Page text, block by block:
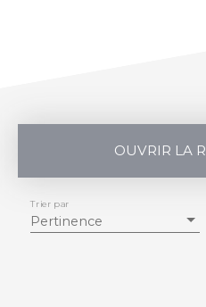
OUVRIR LA
Vente
Pertinence
Trier par